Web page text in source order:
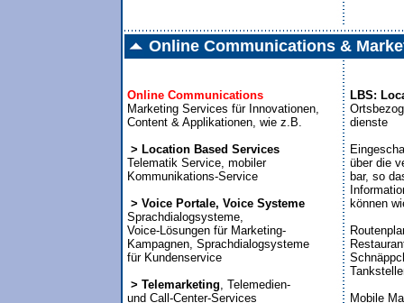
Online Communications &
Online Communications
Marketing Services für Innovationen,
Content & Applikationen, wie z.B.
> Location Based Services
Telematik Service, mobiler
Kommunikations-Service
> Voice Portale, Voice Systeme
Sprachdialogsysteme,
Voice-Lösungen für Marketing-
Kampagnen, Sprachdialogsysteme
für Kundenservice
> Telemarketing, Telemedien-
und Call-Center-Services
LBS:
dienste
über die
bar, so
können
Mobile